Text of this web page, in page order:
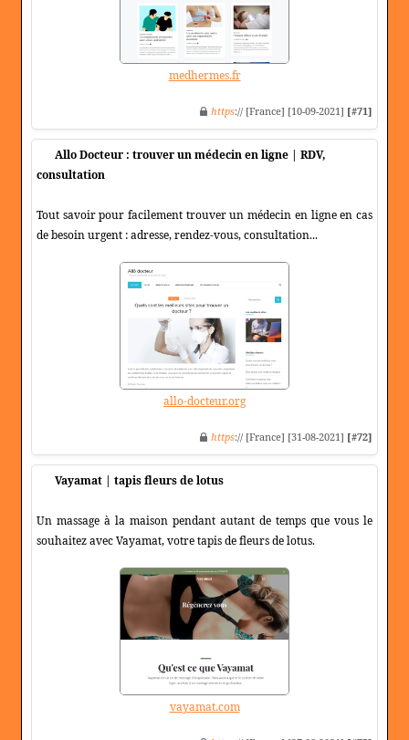
medhermes.fr
https:// [France] [10-09-2021] [#71]
Allo Docteur : trouver un médecin en ligne | RDV,
consultation
Tout savoir pour facilement trouver un médecin en ligne en cas
de besoin urgent : adresse, rendez-vous, consultation...
allo-docteur.org
https:// [France] [31-08-2021] [#72]
Vayamat | tapis fleurs de lotus
Un massage à la maison pendant autant de temps que vous le
souhaitez avec Vayamat, votre tapis de fleurs de lotus.
vayamat.com